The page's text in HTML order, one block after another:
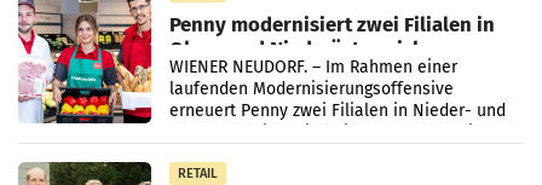
Penny modernisiert zwei Filialen in
Ober- und Niederösterreich
WIENER NEUDORF. – Im Rahmen einer
laufenden Modernisierungsoffensive
erneuert Penny zwei Filialen in Nieder- und
RETAIL